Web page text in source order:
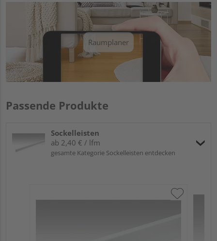
Raumplaner
Passende Produkte
Sockelleisten
ab 2,40 € / lfm
gesamte Kategorie Sockelleisten entdecken